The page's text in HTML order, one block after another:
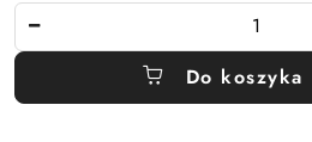
Do koszyka